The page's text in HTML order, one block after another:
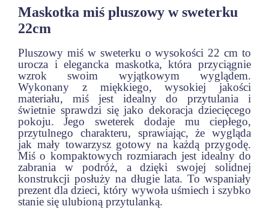
Maskotka miś pluszowy w sweterku
22cm
Pluszowy miś w sweterku o wysokości 22 cm to
urocza i elegancka maskotka, która przyciągnie
wzrok swoim wyjątkowym wyglądem.
Wykonany z miękkiego, wysokiej jakości
materiału, miś jest idealny do przytulania i
świetnie sprawdzi się jako dekoracja dziecięcego
pokoju. Jego sweterek dodaje mu ciepłego,
przytulnego charakteru, sprawiając, że wygląda
jak mały towarzysz gotowy na każdą przygodę.
Miś o kompaktowych rozmiarach jest idealny do
zabrania w podróż, a dzięki swojej solidnej
konstrukcji posłuży na długie lata. To wspaniały
prezent dla dzieci, który wywoła uśmiech i szybko
stanie się ulubioną przytulanką.